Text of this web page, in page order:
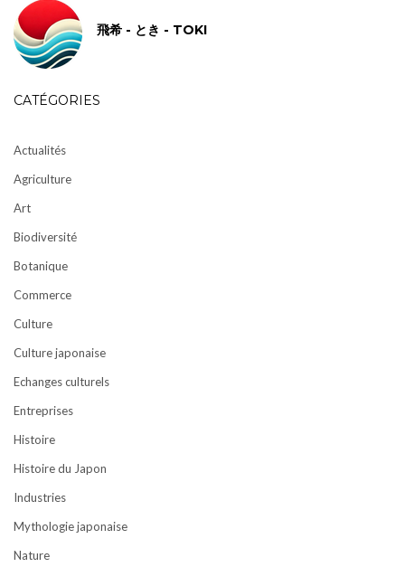
飛希 - とき - TOKI
CATÉGORIES
Actualités
Agriculture
Art
Biodiversité
Botanique
Commerce
Culture
Culture japonaise
Echanges culturels
Entreprises
Histoire
Histoire du Japon
Industries
Mythologie japonaise
Nature